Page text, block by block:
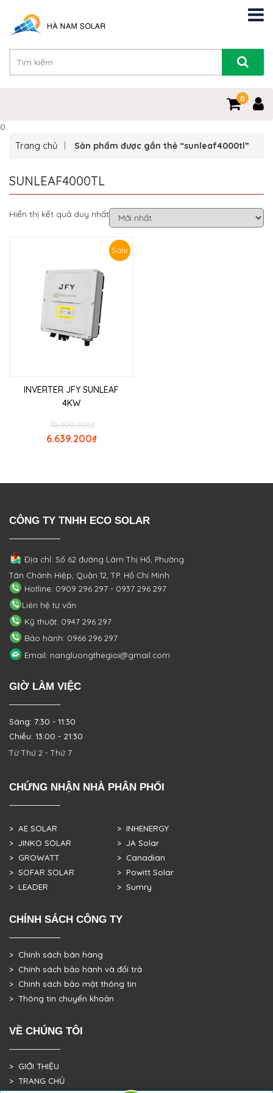
0
0
Trang chủ Sản phẩm được gắn thẻ “sunleaf4000tl”
SUNLEAF4000TL
Hiển thị kết quả duy nhất
Sale
INVERTER JFY SUNLEAF
4KW
₫
10.000.000
₫
6.639.200
CÔNG TY TNHH ECO SOLAR
Địa chỉ: Số 62 đường Lâm Thị Hố, Phường
Tân Chánh Hiệp, Quận 12, TP. Hồ Chí Minh
Hotline: 0909 296 297 - 0937 296 297
Liên hệ tư vấn
Kỹ thuật: 0947 296 297
Bảo hành: 0966 296 297
Email: nangluongthegioi@gmail.com
GIỜ LÀM VIỆC
Sáng: 7:30 - 11:30
Chiều: 13:00 - 21:30
Từ Thứ 2 - Thứ 7
CHỨNG NHẬN NHÀ PHÂN PHỐI
> AE SOLAR
> JINKO SOLAR
> GROWATT
> SOFAR SOLAR
> LEADER
> INHENERGY
> JA Solar
> Canadian
> Powitt Solar
> Sumry
CHÍNH SÁCH CÔNG TY
> Chính sách bán hàng
> Chính sách bảo hành và đổi trả
> Chính sách bảo mật thông tin
> Thông tin chuyển khoản
VỀ CHÚNG TÔI
> GIỚI THIỆU
> TRANG CHỦ